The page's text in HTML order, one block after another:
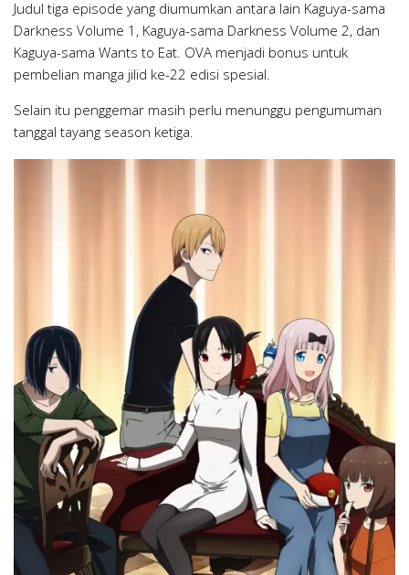
Judul tiga episode yang diumumkan antara lain Kaguya-sama
Darkness Volume 1, Kaguya-sama Darkness Volume 2, dan
Kaguya-sama Wants to Eat. OVA menjadi bonus untuk
pembelian manga jilid ke-22 edisi spesial.
Selain itu penggemar masih perlu menunggu pengumuman
tanggal tayang season ketiga.